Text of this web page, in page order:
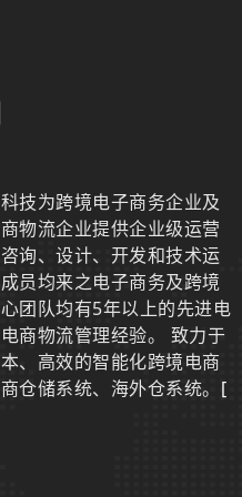
技为跨境电子商务企业及
物流企业提供企业级运营
询、设计、开发和技术运
员均来之电子商务及跨境
团队均有5年以上的先进电
商物流管理经验。 致力于
、高效的智能化跨境电商
仓储系统、海外仓系统。 [